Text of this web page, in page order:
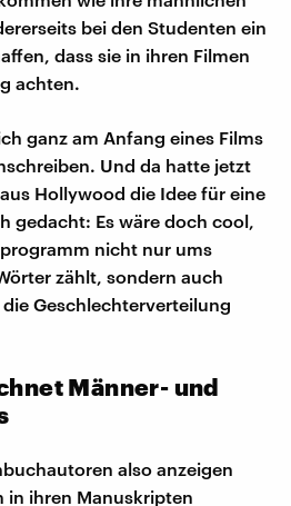
bei den Studenten ein
dass sie in ihren Filmen
achten.
ganz am Anfang eines Films
Und da hatte jetzt
Hollywood die Idee für eine
gedacht: Es wäre doch cool,
nicht nur ums
zählt, sondern auch
Geschlechterverteilung
Männer- und
also anzeigen
in ihren Manuskripten